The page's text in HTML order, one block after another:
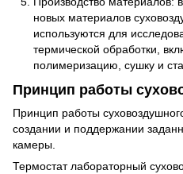
новых материалов
используются для
термической обработки,
полимеризацию, сушку и
Принцип работы
Принцип работы
создании и поддержании
камеры.
Термостат лабораторный